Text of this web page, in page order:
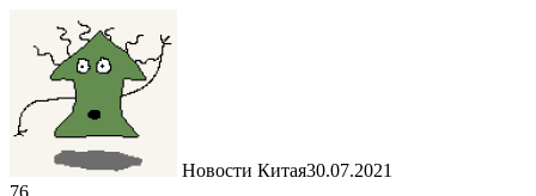
Новости Китая30.07.2021
76